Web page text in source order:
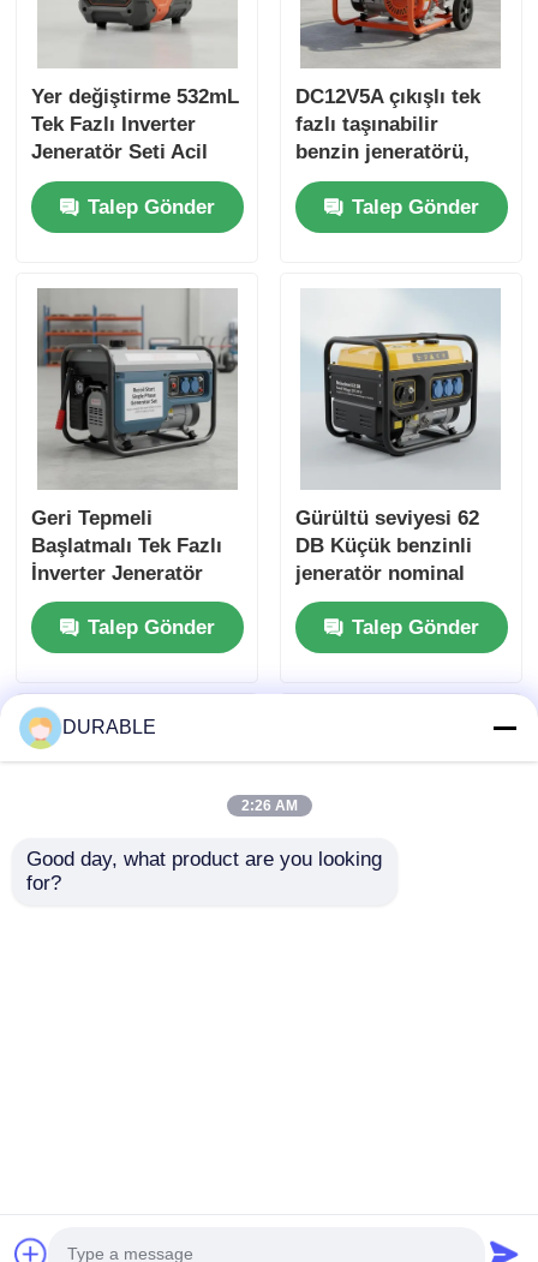
Yer değiştirme 532mL
Tek Fazlı Inverter
Jeneratör Seti Acil
Yedekleme için USB
Şarj Cüzdanı DC5V1A
Enerji Kaynağı ile
Talep Gönder
DC12V5A çıkışlı tek
fazlı taşınabilir
benzin jeneratörü,
açık hava çalışma
alanları ve acil güç
yedekleme için
Talep Gönder
Geri Tepmeli
Başlatmalı Tek Fazlı
İnverter Jeneratör
Seti, 62 DB Gürültü
Seviyesine Sahip,
İnşaat ve Acil Durum
Talep Gönder
Gürültü seviyesi 62
DB Küçük benzinli
jeneratör nominal
voltaj 120 240 V Dış
mekan etkinlikleri ve
acil durumlar için
Talep Gönder
2026 WUXI DURABLE POWER TECHNOLOGY
DURABLE
2:26 AM
Good day, what product are you looking
for?